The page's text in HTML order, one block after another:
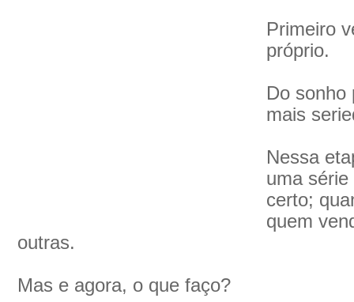
Primeiro
próprio.
Do sonho
mais
Nessa
uma série
certo;
quem
outras.
Mas e agora, o que faço?